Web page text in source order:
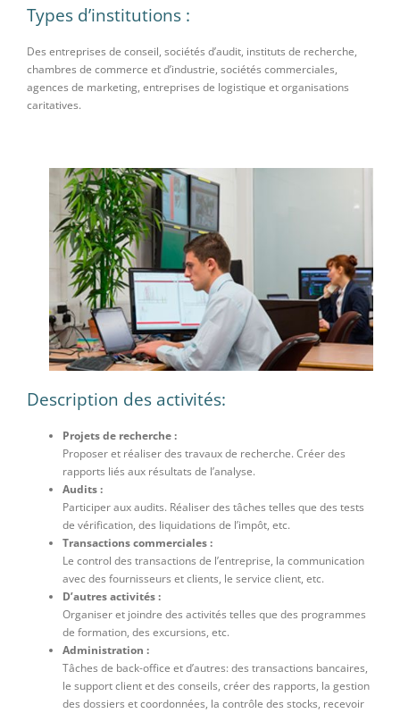
Types d’institutions :
Des entreprises de conseil, sociétés d’audit, instituts de recherche,
chambres de commerce et d’industrie, sociétés commerciales,
agences de marketing, entreprises de logistique et organisations
caritatives.
Description des activités:
Projets de recherche :
Proposer et réaliser des travaux de recherche. Créer des
rapports liés aux résultats de l’analyse.
Audits :
Participer aux audits. Réaliser des tâches telles que des tests
de vérification, des liquidations de l’impôt, etc.
Transactions commerciales :
Le control des transactions de l’entreprise, la communication
avec des fournisseurs et clients, le service client, etc.
D’autres activités :
Organiser et joindre des activités telles que des programmes
de formation, des excursions, etc.
Administration :
Tâches de back-office et d’autres: des transactions bancaires,
le support client et des conseils, créer des rapports, la gestion
des dossiers et coordonnées, la contrôle des stocks, recevoir